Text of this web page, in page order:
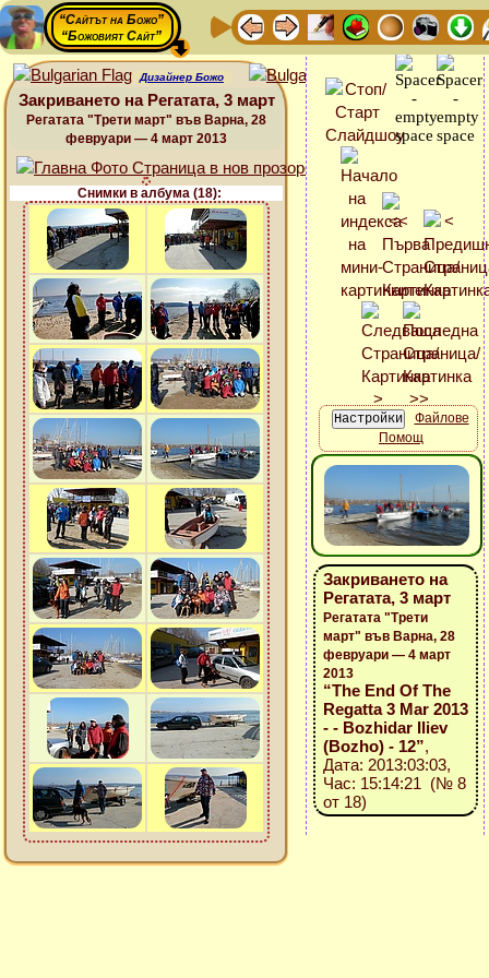
“Сайтът на Божо”
“Божовият Сайт”
Дизайнер Божо
Закриването на Регатата, 3 март
Регатата "Трети март" във Варна, 28
февруари — 4 март 2013
Снимки в албума (18):
Файлове
Помощ
Закриването на
Регатата, 3 март
Регатата "Трети
март" във Варна, 28
февруари — 4 март
2013
“The End Of The
Regatta 3 Mar 2013
- - Bozhidar Iliev
(Bozho) - 12”,
Дата: 2013:03:03,
Час: 15:14:21 (№ 8
от 18)